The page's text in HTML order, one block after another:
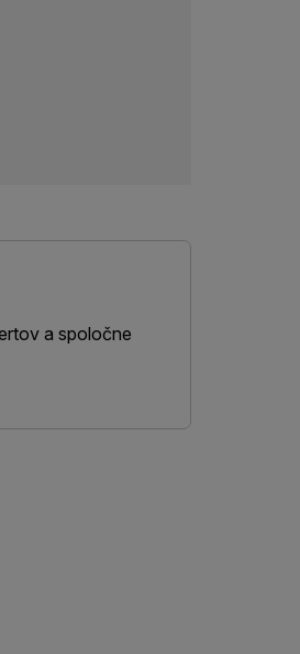
a spoločne